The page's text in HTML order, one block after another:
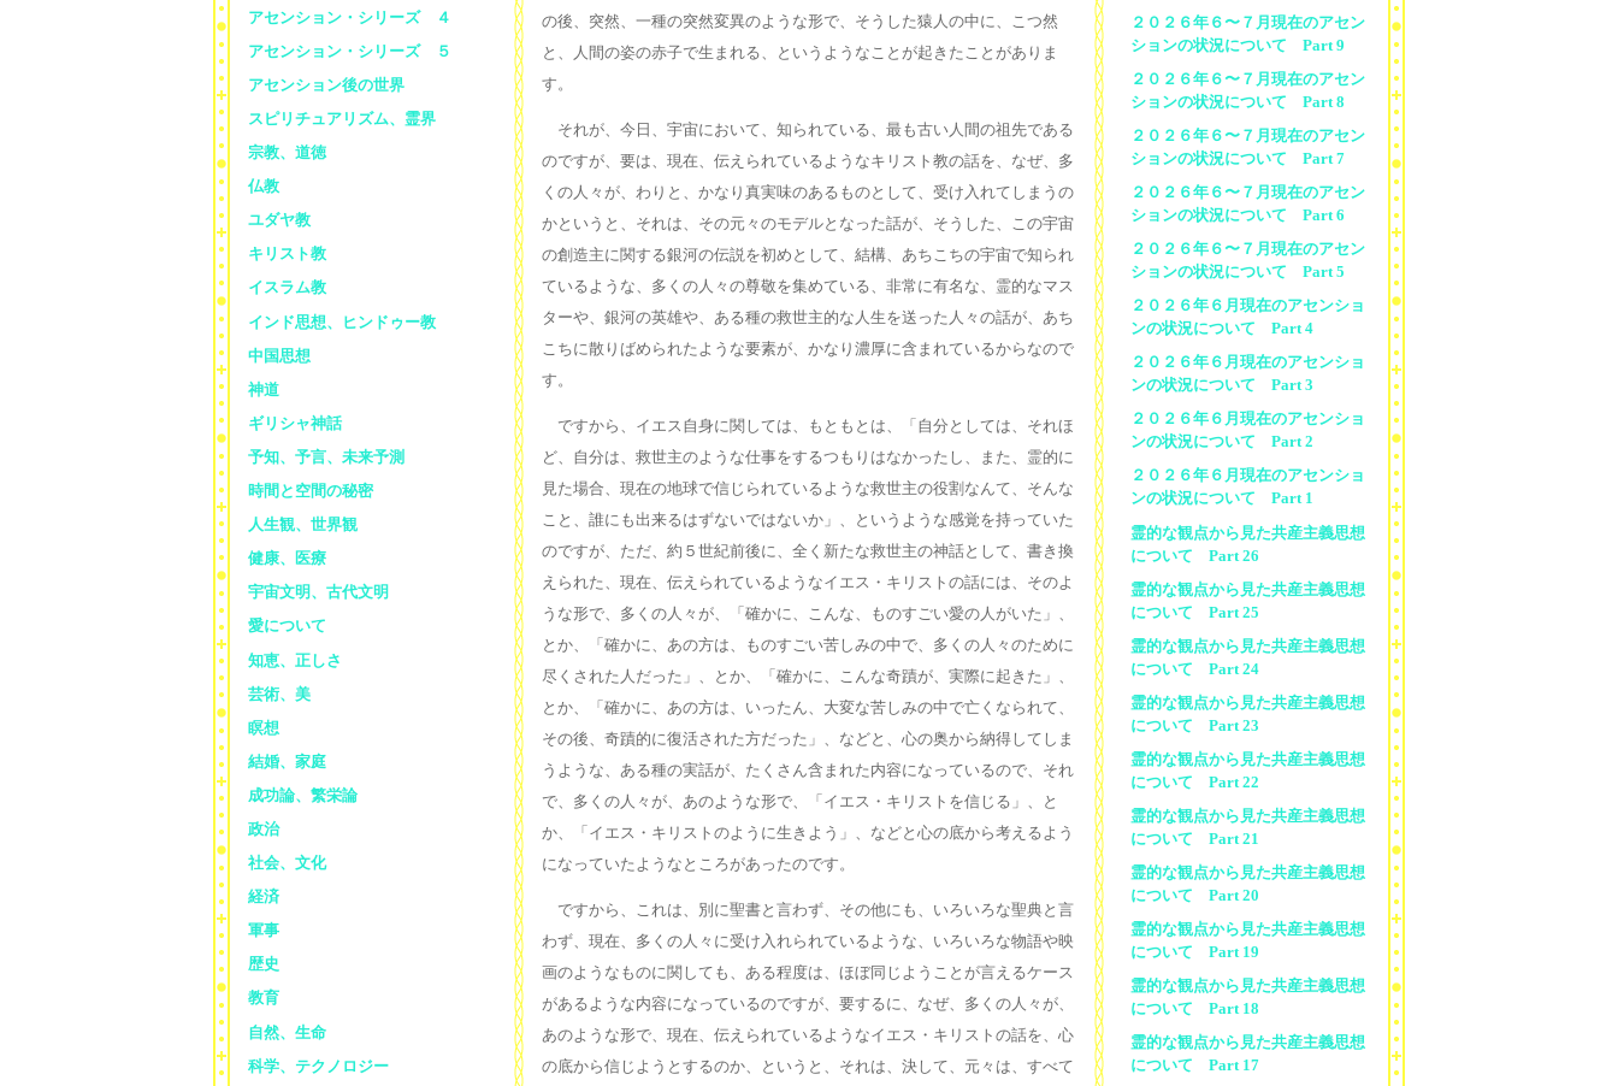
の後、突然、一種の突然変異のような形で、そうした猿人の中に、こつ然
と、人間の姿の赤子で生まれる、というようなことが起きたことがありま
す。
それが、今日、宇宙において、知られている、最も古い人間の祖先である
のですが、要は、現在、伝えられているようなキリスト教の話を、なぜ、多
くの人々が、わりと、かなり真実味のあるものとして、受け入れてしまうの
かというと、それは、その元々のモデルとなった話が、そうした、この宇宙
の創造主に関する銀河の伝説を初めとして、結構、あちこちの宇宙で知られ
ているような、多くの人々の尊敬を集めている、非常に有名な、霊的なマス
ターや、銀河の英雄や、ある種の救世主的な人生を送った人々の話が、あち
こちに散りばめられたような要素が、かなり濃厚に含まれているからなので
す。
ですから、イエス自身に関しては、もともとは、「自分としては、それほ
ど、自分は、救世主のような仕事をするつもりはなかったし、また、霊的に
見た場合、現在の地球で信じられているような救世主の役割なんて、そんな
こと、誰にも出来るはずないではないか」、というような感覚を持っていた
のですが、ただ、約５世紀前後に、全く新たな救世主の神話として、書き換
えられた、現在、伝えられているようなイエス・キリストの話には、そのよ
うな形で、多くの人々が、「確かに、こんな、ものすごい愛の人がいた」、
とか、「確かに、あの方は、ものすごい苦しみの中で、多くの人々のために
尽くされた人だった」、とか、「確かに、こんな奇蹟が、実際に起きた」、
とか、「確かに、あの方は、いったん、大変な苦しみの中で亡くなられて、
その後、奇蹟的に復活された方だった」、などと、心の奥から納得してしま
うような、ある種の実話が、たくさん含まれた内容になっているので、それ
で、多くの人々が、あのような形で、「イエス・キリストを信じる」、と
か、「イエス・キリストのように生きよう」、などと心の底から考えるよう
になっていたようなところがあったのです。
ですから、これは、別に聖書と言わず、その他にも、いろいろな聖典と言
わず、現在、多くの人々に受け入れられているような、いろいろな物語や映
画のようなものに関しても、ある程度は、ほぼ同じようことが言えるケース
があるような内容になっているのですが、要するに、なぜ、多くの人々が、
あのような形で、現在、伝えられているようなイエス・キリストの話を、心
の底から信じようとするのか、というと、それは、決して、元々は、すべて
２０２６年６〜７月現在のアセン
ションの状況について Part 9
２０２６年６〜７月現在のアセン
ションの状況について Part 8
２０２６年６〜７月現在のアセン
ションの状況について Part 7
２０２６年６〜７月現在のアセン
ションの状況について Part 6
２０２６年６〜７月現在のアセン
ションの状況について Part 5
２０２６年６月現在のアセンショ
ンの状況について Part 4
２０２６年６月現在のアセンショ
ンの状況について Part 3
２０２６年６月現在のアセンショ
ンの状況について Part 2
２０２６年６月現在のアセンショ
ンの状況について Part 1
霊的な観点から見た共産主義思想
について Part 26
霊的な観点から見た共産主義思想
について Part 25
霊的な観点から見た共産主義思想
について Part 24
霊的な観点から見た共産主義思想
について Part 23
霊的な観点から見た共産主義思想
について Part 22
霊的な観点から見た共産主義思想
について Part 21
霊的な観点から見た共産主義思想
について Part 20
霊的な観点から見た共産主義思想
について Part 19
霊的な観点から見た共産主義思想
について Part 18
霊的な観点から見た共産主義思想
について Part 17
アセンション・シリーズ ４
アセンション・シリーズ ５
アセンション後の世界
スピリチュアリズム、霊界
宗教、道徳
仏教
ユダヤ教
キリスト教
イスラム教
インド思想、ヒンドゥー教
中国思想
神道
ギリシャ神話
予知、予言、未来予測
時間と空間の秘密
人生観、世界観
健康、医療
宇宙文明、古代文明
愛について
知恵、正しさ
芸術、美
瞑想
結婚、家庭
成功論、繁栄論
政治
社会、文化
経済
軍事
歴史
教育
自然、生命
科学、テクノロジー